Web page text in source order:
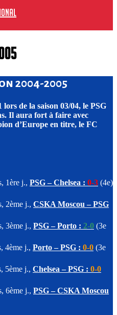
2004-2005
lors de la saison 03/04, le PSG
Il aura fort à faire avec
d’Europe en titre, le FC
1ère j., PSG – Chelsea : 0-3 (4e)
2ème j., CSKA Moscou – PSG
3ème j., PSG – Porto : 2-0 (3e
4ème j., Porto – PSG : 0-0 (3e
5ème j., Chelsea – PSG : 0-0
6ème j., PSG – CSKA Moscou